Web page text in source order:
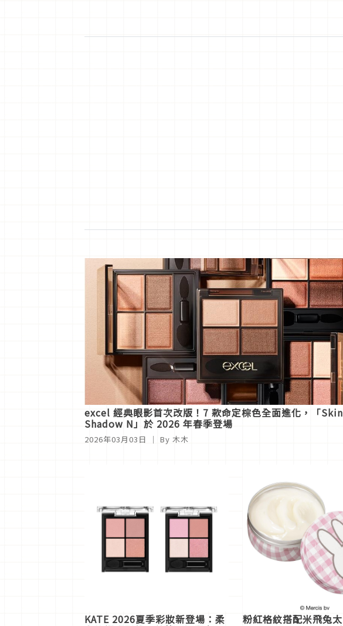
excel 經典眼影首次改版！7 款命定棕色全面進化，「
Shadow N」於 2026 年春季登場
2026年03月03日 ｜ By 木木
KATE 2026夏季彩妝新登場：柔 粉紅格紋搭配米飛兔太